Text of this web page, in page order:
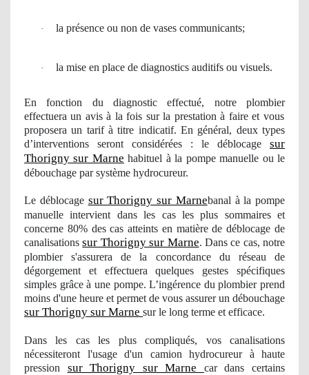
· la présence ou non de vases communicants;
· la mise en place de diagnostics auditifs ou visuels.
En fonction du diagnostic effectué, notre plombier
effectuera un avis à la fois sur la prestation à faire et vous
proposera un tarif à titre indicatif. En général, deux types
d’interventions seront considérées : le déblocage sur
Thorigny sur Marne habituel à la pompe manuelle ou le
débouchage par système hydrocureur.
Le déblocage sur Thorigny sur Marnebanal à la pompe
manuelle intervient dans les cas les plus sommaires et
concerne 80% des cas atteints en matière de déblocage de
canalisationssur Thorigny sur Marne. Dans ce cas, notre
plombiers'assurera de la concordance du réseau de
dégorgement et effectuera quelques gestes spécifiques
simples grâce à une pompe. L’ingérence duplombierprend
moins d'une heure et permet de vous assurerun débouchage
sur Thorigny sur Marne sur le long terme et efficace.
Dans les cas les plus compliqués, voscanalisations
nécessiteront l'usaged'un camion hydrocureur à haute
pression sur Thorigny sur Marne car dans certains